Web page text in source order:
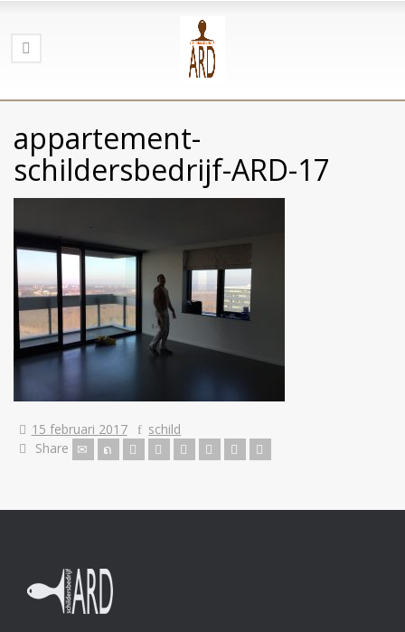
appartement-
schildersbedrijf-ARD-17
15 februari 2017
schild
Share